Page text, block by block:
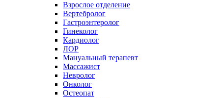
Взрослое отделение
Вертебролог
Гастроэнтеролог
Гинеколог
Кардиолог
ЛОР
Мануальный терапевт
Массажист
Невролог
Онколог
Остеопат